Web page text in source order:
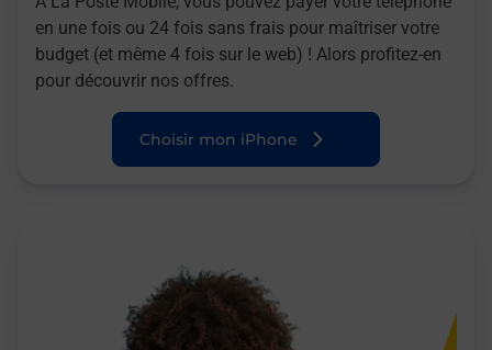
en une fois ou 24 fois sans frais pour maîtriser votre
budget (et même 4 fois sur le web) ! Alors profitez-en
pour découvrir nos offres.
Choisir mon iPhone